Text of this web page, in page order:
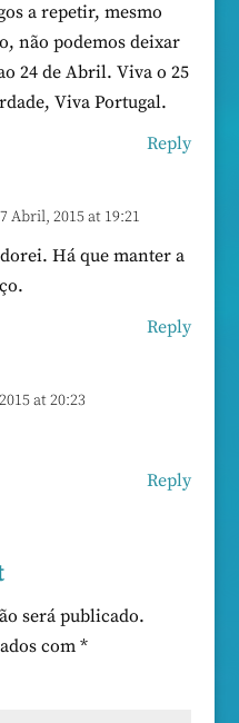
a repetir, mesmo
não podemos deixar
24 de Abril. Viva o 25
Viva Portugal.
Reply
Abril, 2015 at 19:21
Há que manter a
Reply
at 20:23
Reply
será publicado.
com *